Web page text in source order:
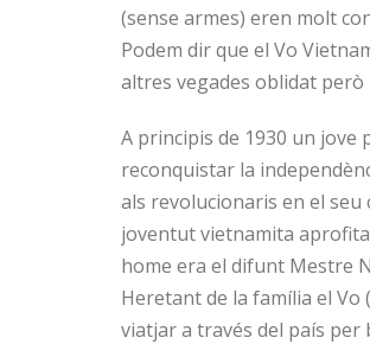
(sense armes) eren molt
Podem dir que el Vo
altres vegades oblidat
A principis de 1930 un jove
reconquistar la
als revolucionaris en el seu
joventut vietnamita
home era el difunt Mestre
Heretant de la família el
viatjar a través del país per